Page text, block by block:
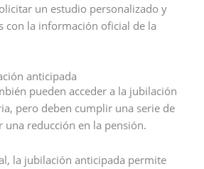
un estudio personalizado y
con la información oficial de la
anticipada
pueden acceder a la jubilación
pero deben cumplir una serie de
una reducción en la pensión.
la jubilación anticipada permite